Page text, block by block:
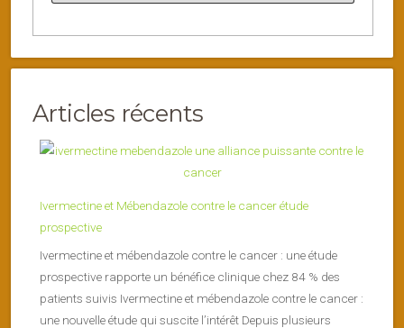
Articles récents
Ivermectine et Mébendazole contre le cancer étude
prospective
Ivermectine et mébendazole contre le cancer : une étude
prospective rapporte un bénéfice clinique chez 84 % des
patients suivis Ivermectine et mébendazole contre le cancer :
une nouvelle étude qui suscite l’intérêt Depuis plusieurs